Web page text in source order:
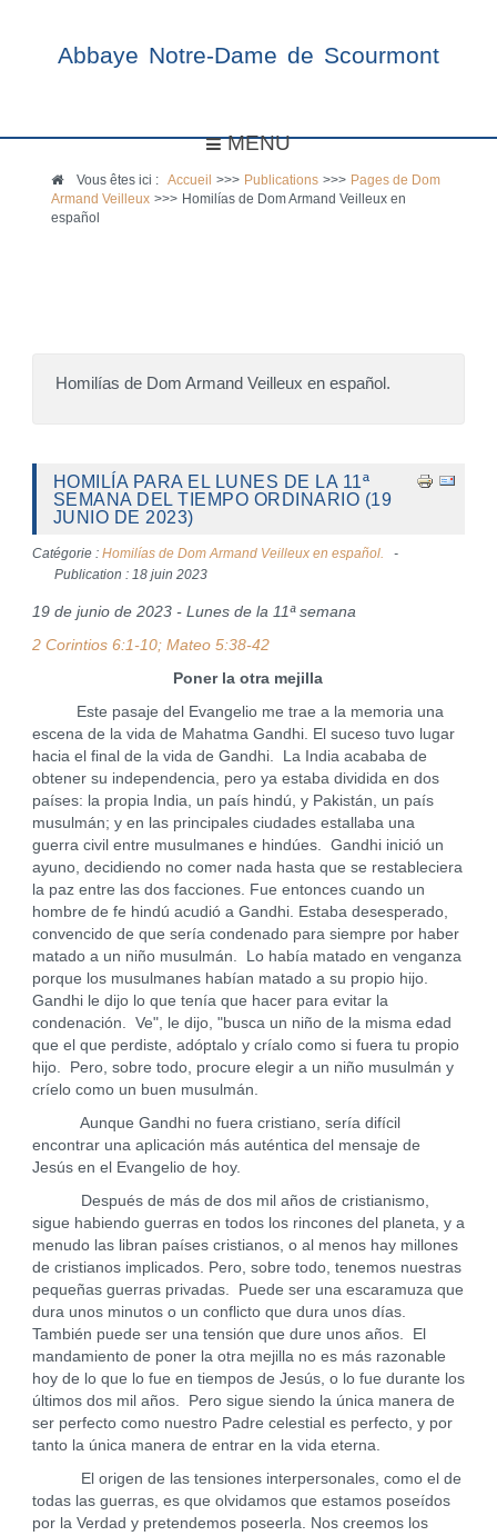
Abbaye Notre-Dame de Scourmont
MENU
Vous êtes ici :Accueil >>> Publications >>> Pages de Dom
Armand Veilleux >>> Homilías de Dom Armand Veilleux en
español
Homilías de Dom Armand Veilleux en español.
HOMILÍA PARA EL LUNES DE LA 11ª
SEMANA DEL TIEMPO ORDINARIO (19
JUNIO DE 2023)
Catégorie : Homilías de Dom Armand Veilleux en español.
Publication : 18 juin 2023
19 de junio de 2023 - Lunes de la 11ª semana
2 Corintios 6:1-10; Mateo 5:38-42
Poner la otra mejilla
Este pasaje del Evangelio me trae a la memoria una
escena de la vida de Mahatma Gandhi. El suceso tuvo lugar
hacia el final de la vida de Gandhi. La India acababa de
obtener su independencia, pero ya estaba dividida en dos
países: la propia India, un país hindú, y Pakistán, un país
musulmán; y en las principales ciudades estallaba una
guerra civil entre musulmanes e hindúes. Gandhi inició un
ayuno, decidiendo no comer nada hasta que se restableciera
la paz entre las dos facciones. Fue entonces cuando un
hombre de fe hindú acudió a Gandhi. Estaba desesperado,
convencido de que sería condenado para siempre por haber
matado a un niño musulmán. Lo había matado en venganza
porque los musulmanes habían matado a su propio hijo.
Gandhi le dijo lo que tenía que hacer para evitar la
condenación. Ve", le dijo, "busca un niño de la misma edad
que el que perdiste, adóptalo y críalo como si fuera tu propio
hijo. Pero, sobre todo, procure elegir a un niño musulmán y
críelo como un buen musulmán.
Aunque Gandhi no fuera cristiano, sería difícil
encontrar una aplicación más auténtica del mensaje de
Jesús en el Evangelio de hoy.
Después de más de dos mil años de cristianismo,
sigue habiendo guerras en todos los rincones del planeta, y a
menudo las libran países cristianos, o al menos hay millones
de cristianos implicados. Pero, sobre todo, tenemos nuestras
pequeñas guerras privadas. Puede ser una escaramuza que
dura unos minutos o un conflicto que dura unos días.
También puede ser una tensión que dure unos años. El
mandamiento de poner la otra mejilla no es más razonable
hoy de lo que lo fue en tiempos de Jesús, o lo fue durante los
últimos dos mil años. Pero sigue siendo la única manera de
ser perfecto como nuestro Padre celestial es perfecto, y por
tanto la única manera de entrar en la vida eterna.
El origen de las tensiones interpersonales, como el de
todas las guerras, es que olvidamos que estamos poseídos
por la Verdad y pretendemos poseerla. Nos creemos los